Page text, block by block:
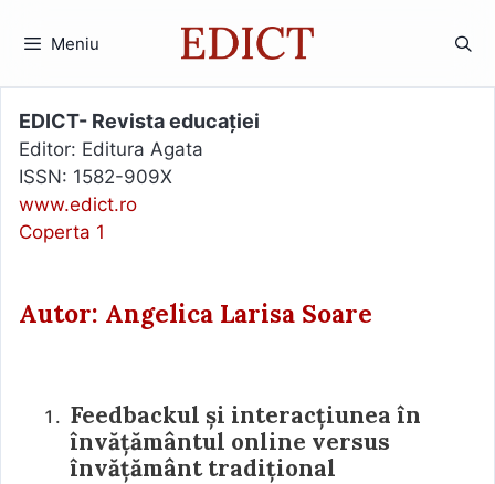
Meniu
EDICT- Revista educației
Editor: Editura Agata
ISSN: 1582-909X
www.edict.ro
Coperta 1
Autor: Angelica Larisa Soare
Feedbackul și interacțiunea în
învățământul online versus
învățământ tradițional